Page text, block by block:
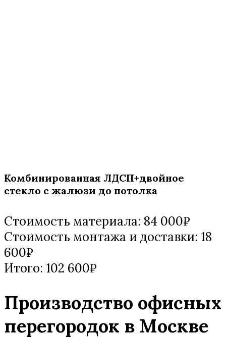
Комбинированная ЛДСП+двойное
стекло с жалюзи до потолка
Стоимость материала: 84 000₽
Стоимость монтажа и доставки: 18
600₽
Итого: 102 600₽
Производство офисных
перегородок в Москве